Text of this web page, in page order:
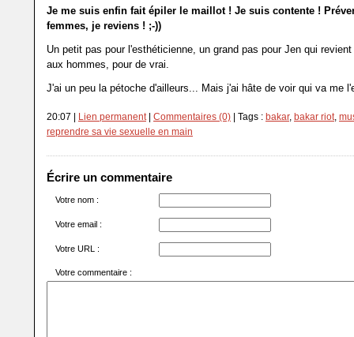
Je me suis enfin fait épiler le maillot ! Je suis contente !
femmes, je reviens ! ;-))
Un petit pas pour l'esthéticienne, un grand pas pour Jen qui
aux hommes, pour de vrai.
J'ai un peu la pétoche d'ailleurs... Mais j'ai hâte de voir qui va me
20:07 | Lien permanent| Commentaires (0) | Tags : bakar, bakar riot,
reprendre sa vie sexuelle en main
Écrire un commentaire
Votre nom :
Votre email :
Votre URL :
Votre commentaire :